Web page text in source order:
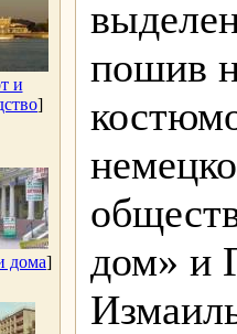
и
]
дома]
пошив
дом» и